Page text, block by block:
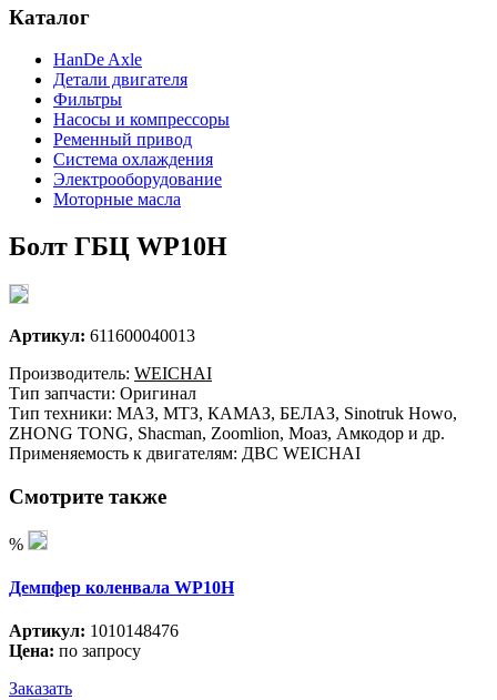
Каталог
HanDe Axle
Детали двигателя
Фильтры
Насосы и компрессоры
Ременный привод
Система охлаждения
Электрооборудование
Моторные масла
Болт ГБЦ WP10H
Артикул: 611600040013
Производитель: WEICHAI
Тип запчасти: Оригинал
Тип техники: МАЗ, МТЗ, КАМАЗ, БЕЛАЗ, Sinotruk Howo,
ZHONG TONG, Shacman, Zoomlion, Моаз, Амкодор и др.
Применяемость к двигателям: ДВС WEICHAI
Смотрите также
%
Демпфер коленвала WP10H
Артикул: 1010148476
Цена: по запросу
Заказать